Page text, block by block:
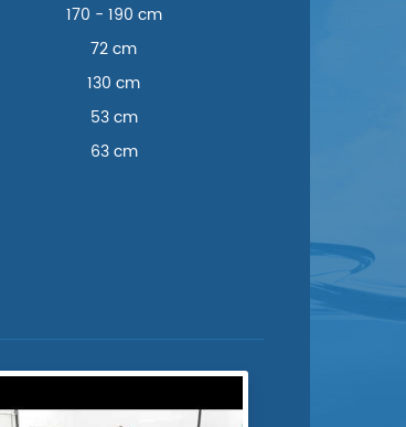
170 - 190 cm
72 cm
130 cm
53 cm
63 cm